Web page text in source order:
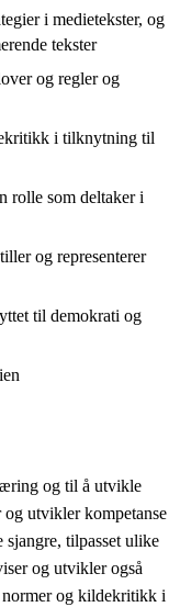
i medietekster, og
tekster
og regler og
i tilknytning til
rolle som deltaker i
og representerer
til demokrati og
og til å utvikle
og utvikler kompetanse
tilpasset ulike
og utvikler også
normer og kildekritikk i